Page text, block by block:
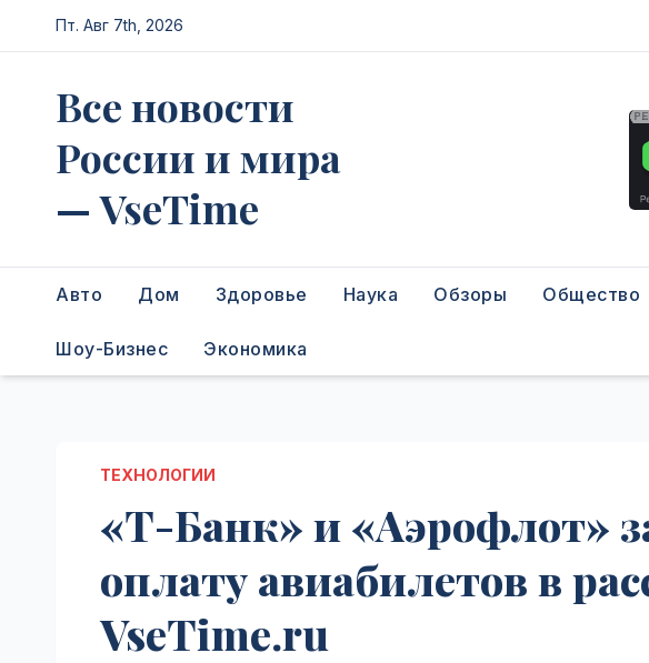
Перейти
к
Пт. Авг 7th, 2026
Все новости
России и мира
— VseTime
Авто Дом Здоровье Наука Обзоры Общество
Шоу-Бизнес Экономика
ТЕХНОЛОГИИ
«Т-Банк» и «Аэрофлот»
оплату авиабилетов в
VseTime.ru